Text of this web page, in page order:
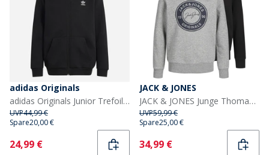
adidas Originals
adidas Originals Junior Trefoil Loose Fit Full Zip Hoodie Schwarz
UVP44,99 €
Spare20,00 €
Current
24,99 €
JACK & JONES
JACK & JONES Junge Thomas 2er-Pack Hoodies Hellgrau Melange/Schwarz
UVP59,99 €
Spare25,00 €
Current
34,99 €